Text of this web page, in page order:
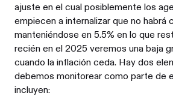
ajuste en el cual posiblemente los
empiecen a internalizar que no habrá
manteniéndose en 5.5% en lo que
recién en el 2025 veremos una baja
cuando la inflación ceda. Hay dos
debemos monitorear como parte de
incluyen: